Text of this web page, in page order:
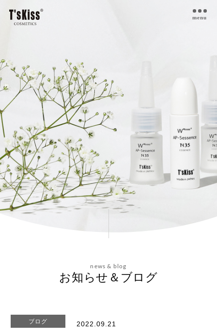
私たちのプラセンタ
開発インタビュー
商品一覧
取扱ご検討サロン様へ
お取扱サロン
お知らせ・ブログ
会社概要
お問い合わせ
menu
news & blog
お知らせ＆ブログ
ブログ 2022.09.21